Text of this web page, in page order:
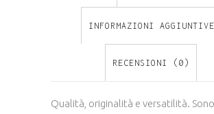
INFORMAZIONI AGGIUNTIVE
RECENSIONI (0)
Qualità, originalità e versatilità.